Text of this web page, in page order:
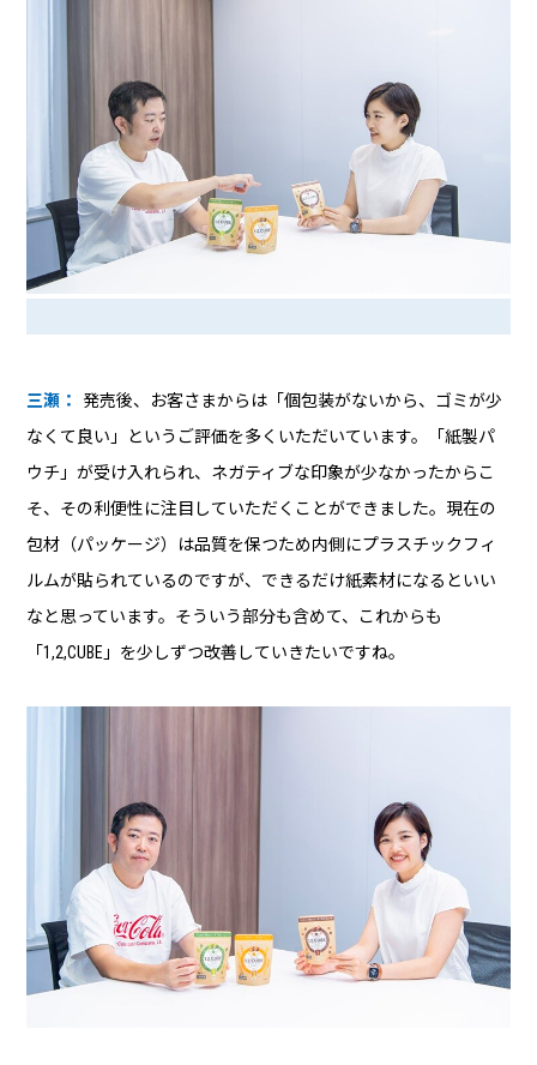
三瀬：
発売後、お客さまからは「個包装がないから、ゴミが少
なくて良い」というご評価を多くいただいています。「紙製パ
ウチ」が受け入れられ、ネガティブな印象が少なかったからこ
そ、その利便性に注目していただくことができました。現在の
包材（パッケージ）は品質を保つため内側にプラスチックフィ
ルムが貼られているのですが、できるだけ紙素材になるといい
なと思っています。そういう部分も含めて、これからも
「1,2,CUBE」を少しずつ改善していきたいですね。